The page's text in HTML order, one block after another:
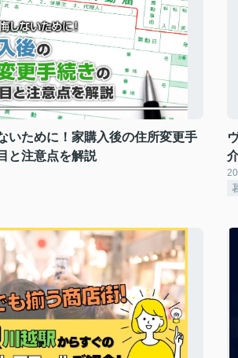
いために！家購入後の住所変更手
と注意点を解説